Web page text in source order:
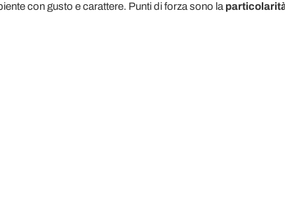
con gusto e carattere. Punti di forza sono la